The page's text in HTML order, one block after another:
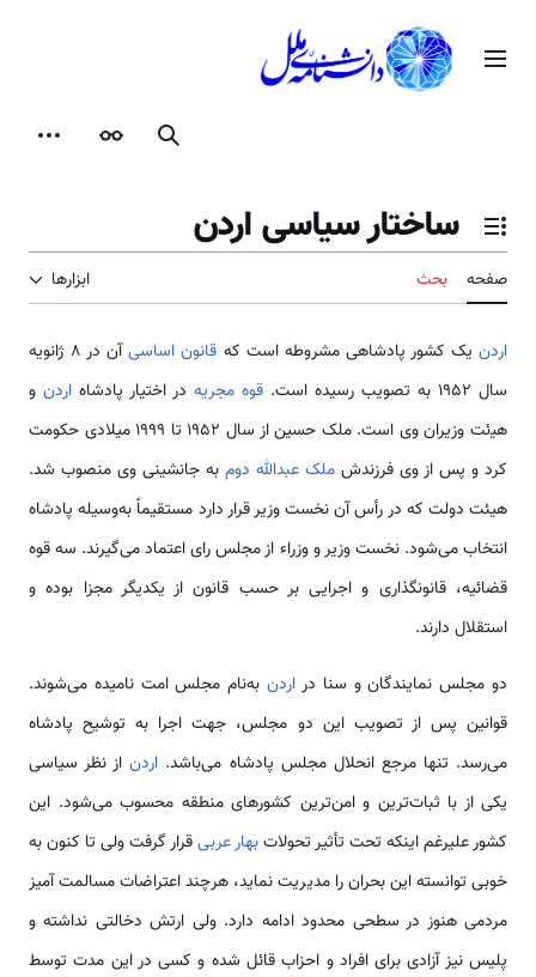
محتوامنوی اصلی
جستجوظاهر
تغییر وضعیت فهرست محتویات
ساختار سیاسی اردن
صفحه بحث ابزارها
اردنﯾﮏ ﮐﺸﻮر ﭘﺎدﺷﺎﻫﯽ ﻣﺸﺮوﻃﻪ اﺳﺖ ﮐﻪ ﻗﺎﻧﻮن اﺳﺎﺳﯽ
آن در 8 ژانویه
سال 1952 به تصویب رﺳﯿﺪه اﺳﺖ.
ﻗﻮه ﻣﺠﺮﯾﻪ در اﺧﺘﯿﺎر ﭘﺎدﺷﺎه اردن و
ﻫﯿئت وزﯾﺮان وی اﺳﺖ. ملک حسین از سال 1952 تا 1999 میلادی حکومت
کرد و پس از وی فرزندش ملک عبدالله دوم به جانشینی وی منصوب شد.
هیئت دولت که در رأس آن نخست وزیر قرار دارد مستقیماً به‌وسیله پادشاه
انتخاب می‌شود. نخست وزیر و وزراء از مجلس رای اعتماد می‌گیرند. سه قوه
قضائیه، قانونگذاری و اجرایی بر حسب قانون از یکدیگر مجزا بوده و
استقلال دارند.
دو مجلس نمایندگان و سنا در اردنبه‌نام مجلس امت نامیده می‌شوند.
قوانین پس از تصویب این دو مجلس، جهت اجرا به توشیح پادشاه
می‌رسد. تنها مرجع انحلال مجلس پادشاه می‌باشد. اردناز نظر سیاسی
یکی از با ثبات‌ترین و امن‌ترین کشورهای منطقه محسوب می‌شود. این
کشور علیرغم اینکه تحت تأثیر تحولاتبهار عربیقرار گرفت ولی تا کنون به
خوبی توانسته این بحران را مدیریت نماید، هرچند اعتراضات مسالمت آمیز
مردمی‌ هنوز در سطحی محدود ادامه دارد. ولی ارتش دخالتی نداشته و
پلیس نیز آزادی برای افراد و احزاب قائل شده و کسی در این مدت توسط